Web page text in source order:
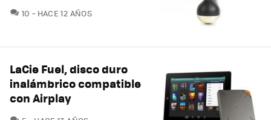
10 COMENTARIOS
HACE 12 AÑOS
LaCie Fuel, disco duro
inalámbrico compatible
con Airplay